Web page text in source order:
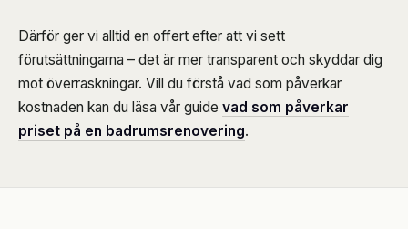
Därför ger vi alltid en offert efter att vi sett
förutsättningarna – det är mer transparent och skyddar dig
mot överraskningar. Vill du förstå vad som påverkar
kostnaden kan du läsa vår guide vad som påverkar
priset på en badrumsrenovering.